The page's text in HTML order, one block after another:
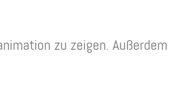
zu zeigen. Außerdem